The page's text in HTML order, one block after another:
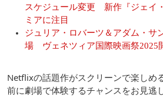
スケジュール変更 新作『ジェイ
ミアに注目
ジュリア・ロバーツ＆アダム・サ
場 ヴェネツィア国際映画祭2025
Netflixの話題作がスクリーンで楽しめ
前に劇場で体験するチャンスをお見逃